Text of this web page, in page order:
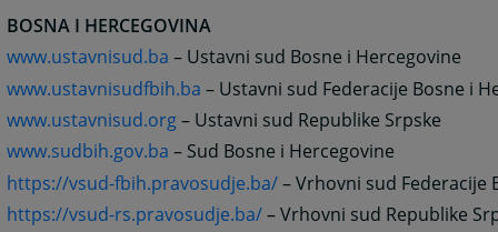
BOSNA I HERCEGOVINA
www.ustavnisud.ba – Ustavni sud Bosne i Hercegovine
www.ustavnisudfbih.ba – Ustavni sud Federacije Bosne i
www.ustavnisud.org– Ustavni sud Republike Srpske
www.sudbih.gov.ba – Sud Bosne i Hercegovine
https://vsud-fbih.pravosudje.ba/– Vrhovni sud Federacije
https://vsud-rs.pravosudje.ba/–Vrhovni sud Republike